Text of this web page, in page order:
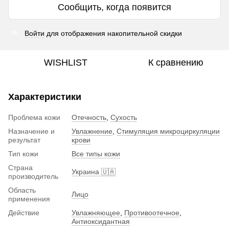
Сообщить, когда появится
Войти для отображения накопительной скидки
WISHLIST К сравнению
Характеристики
Проблема кожи Отечность Сухость
Назначение и
результат
Увлажнение Стимуляция микроциркуляции
крови
Тип кожи
Все типы кожи
Страна
производитель
Украина 🇺🇦
Область
применения
Лицо
Действие Увлажняющее Противоотечное
Антиоксидантная